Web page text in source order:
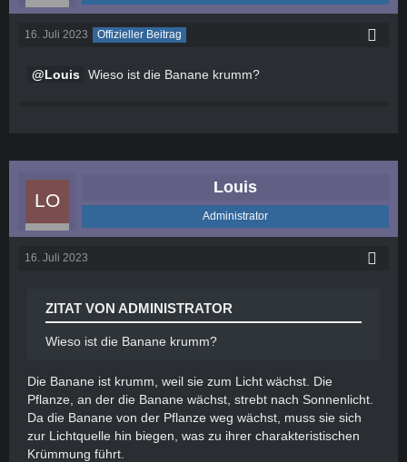
16. Juli 2023 Offizieller Beitrag
Louis Wieso ist die Banane krumm?
Louis
Administrator
16. Juli 2023
ZITAT VON ADMINISTRATOR
Wieso ist die Banane krumm?
Die Banane ist krumm, weil sie zum Licht wächst. Die
Pflanze, an der die Banane wächst, strebt nach Sonnenlicht.
Da die Banane von der Pflanze weg wächst, muss sie sich
zur Lichtquelle hin biegen, was zu ihrer charakteristischen
Krümmung führt.